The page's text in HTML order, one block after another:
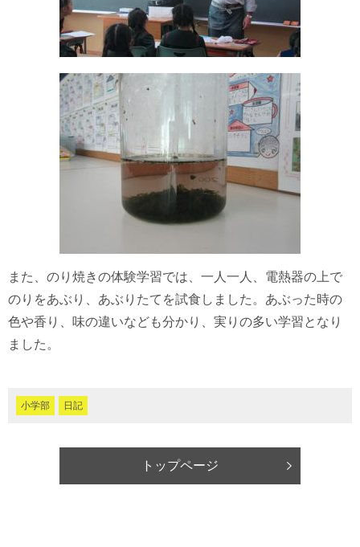
また、のり焼きの体験学習では、一人一人、電熱器の上で
のりをあぶり、あぶりたてを試食しました。あぶった時の
色や香り、味の違いなども分かり、実りの多い学習となり
ました。
小学部 日記
トップページ